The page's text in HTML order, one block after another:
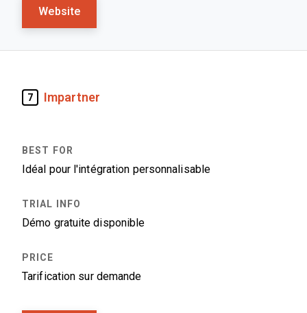
Website
7 Impartner
Idéal pour l'intégration personnalisable
Démo gratuite disponible
Tarification sur demande